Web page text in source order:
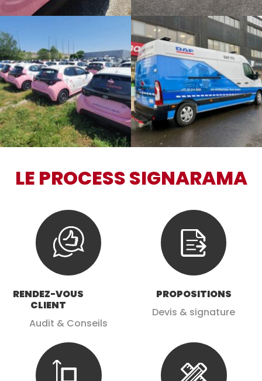
LE PROCESS SIGNARAMA
RENDEZ-VOUS
CLIENT
Audit & Conseils
PROPOSITIONS
Devis & signature